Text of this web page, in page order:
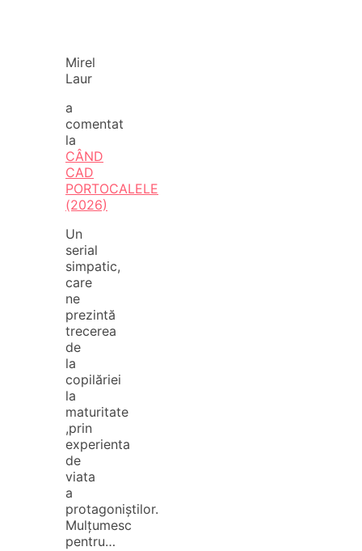
Mirel
Laur
a
comentat
la
CÂND
CAD
PORTOCALELE
(2026)
Un
serial
simpatic,
care
ne
prezintă
trecerea
de
la
copilăriei
la
maturitate
,prin
experienta
de
viata
a
protagoniștilor.
Mulțumesc
pentru…